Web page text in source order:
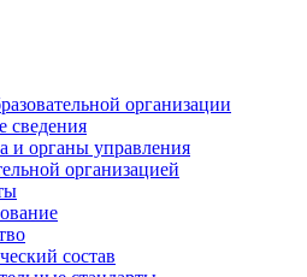
организации
сведения
и органы управления
организацией
состав